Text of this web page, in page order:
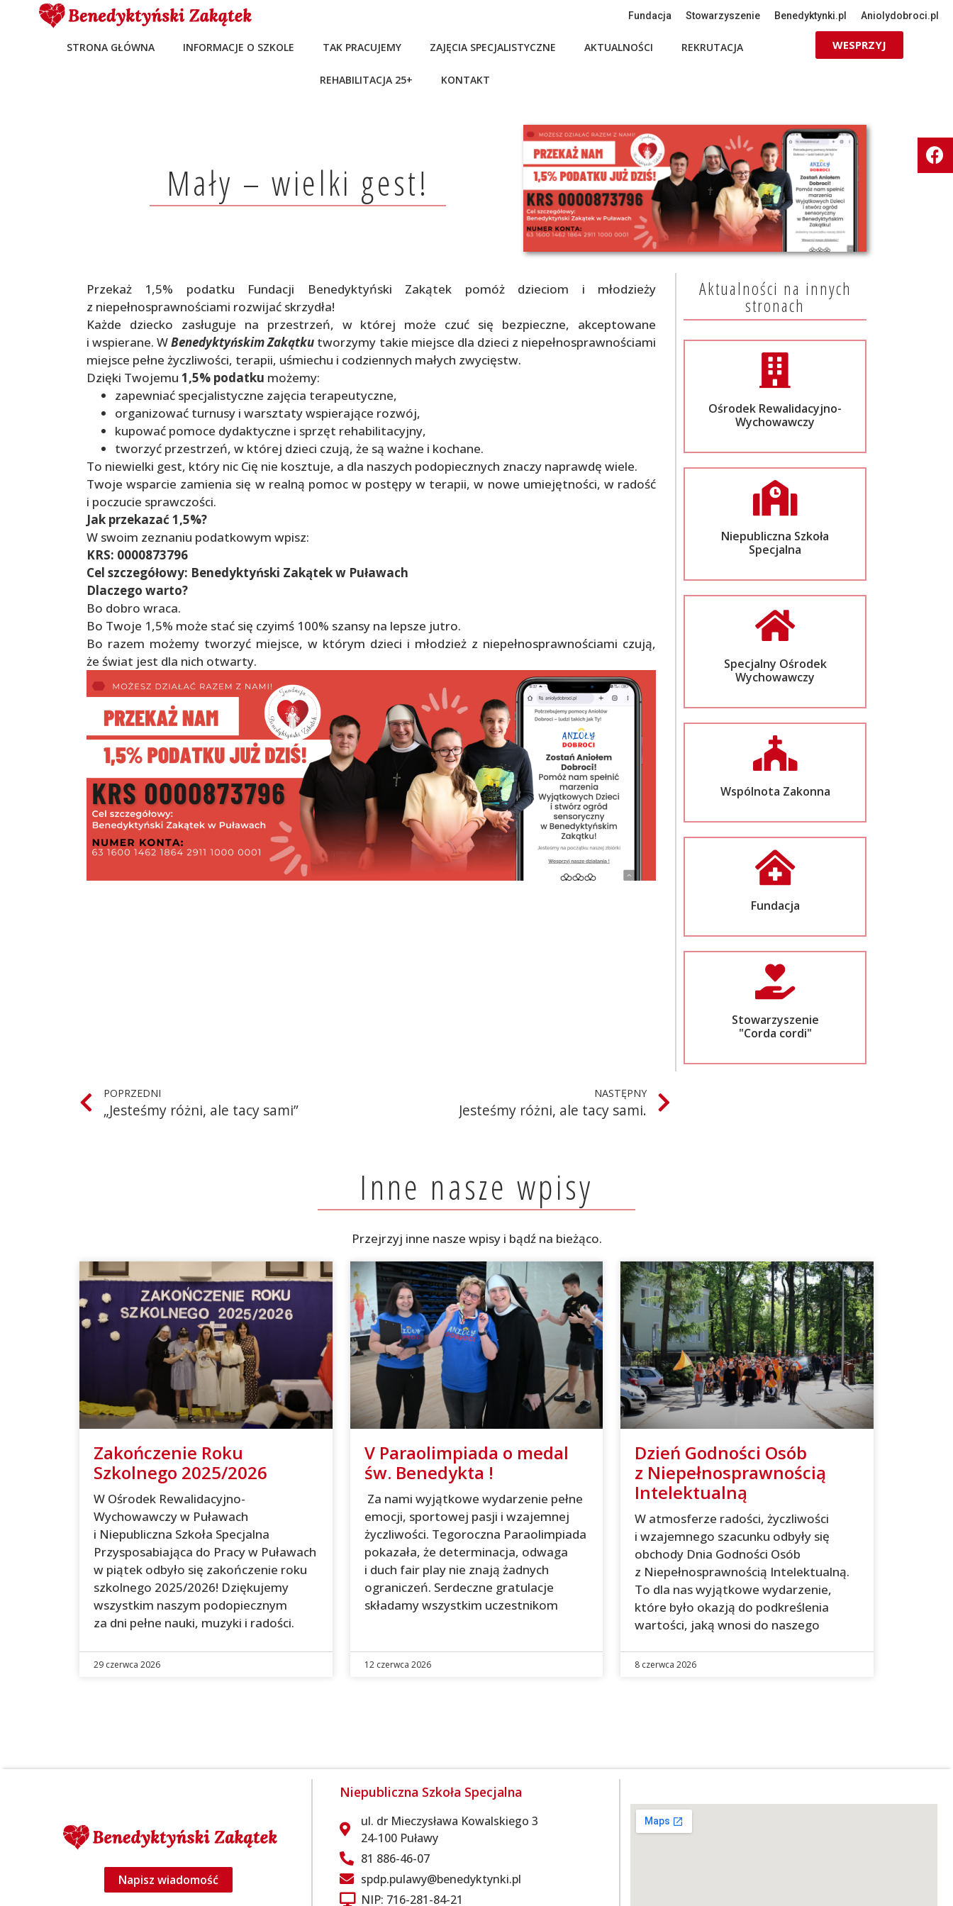
Fundacja Stowarzyszenie Benedyktynki.pl Aniolydobroci.pl
STRONA GŁÓWNA INFORMACJE O SZKOLE TAK PRACUJEMY ZAJĘCIA SPECJALISTYCZNE AKTUALNOŚCI REKRUTACJA
REHABILITACJA 25+ KONTAKT
WESPRZYJ
Mały – wielki gest!
Przekaż 1,5% podatku Fundacji Benedyktyński Zakątek pomóż dzieciom i młodzieży
z niepełnosprawnościami rozwijać skrzydła!
Każde dziecko zasługuje na przestrzeń, w której może czuć się bezpieczne, akceptowane
i wspierane. WBenedyktyńskim Zakątku tworzymy takie miejsce dla dzieci z niepełnosprawnościami
miejsce pełne życzliwości, terapii, uśmiechu i codziennych małych zwycięstw.
Dzięki Twojemu 1,5% podatku możemy:
zapewniać specjalistyczne zajęcia terapeutyczne,
organizować turnusy i warsztaty wspierające rozwój,
kupować pomoce dydaktyczne i sprzęt rehabilitacyjny,
tworzyć przestrzeń, w której dzieci czują, że są ważne i kochane.
To niewielki gest, który nic Cię nie kosztuje, a dla naszych podopiecznych znaczy naprawdę wiele.
Twoje wsparcie zamienia się w realną pomoc w postępy w terapii, w nowe umiejętności, w radość
i poczucie sprawczości.
Jak przekazać 1,5%?
W swoim zeznaniu podatkowym wpisz:
KRS: 0000873796
Cel szczegółowy: Benedyktyński Zakątek w Puławach
Dlaczego warto?
Bo dobro wraca.
Bo Twoje 1,5% może stać się czyimś 100% szansy na lepsze jutro.
Bo razem możemy tworzyć miejsce, w którym dzieci i młodzież z niepełnosprawnościami czują,
że świat jest dla nich otwarty.
Aktualności na innych
stronach
Ośrodek Rewalidacyjno-
Wychowawczy
Niepubliczna Szkoła
Specjalna
Specjalny Ośrodek
Wychowawczy
Wspólnota Zakonna
Fundacja
Stowarzyszenie
"Corda cordi"
POPRZEDNI
„Jesteśmy różni, ale tacy sami”
NASTĘPNY
Jesteśmy różni, ale tacy sami.
Inne nasze wpisy
Przejrzyj inne nasze wpisy i bądź na bieżąco.
Zakończenie Roku
Szkolnego 2025/2026
W Ośrodek Rewalidacyjno-
Wychowawczy w Puławach
i Niepubliczna Szkoła Specjalna
Przysposabiająca do Pracy w Puławach
w piątek odbyło się zakończenie roku
szkolnego 2025/2026! Dziękujemy
wszystkim naszym podopiecznym
za dni pełne nauki, muzyki i radości.
29 czerwca 2026
V Paraolimpiada o medal
św. Benedykta !
Za nami wyjątkowe wydarzenie pełne
emocji, sportowej pasji i wzajemnej
życzliwości. Tegoroczna Paraolimpiada
pokazała, że determinacja, odwaga
i duch fair play nie znają żadnych
ograniczeń. Serdeczne gratulacje
składamy wszystkim uczestnikom
12 czerwca 2026
Dzień Godności Osób
z Niepełnosprawnością
Intelektualną
W atmosferze radości, życzliwości
i wzajemnego szacunku odbyły się
obchody Dnia Godności Osób
z Niepełnosprawnością Intelektualną.
To dla nas wyjątkowe wydarzenie,
które było okazją do podkreślenia
wartości, jaką wnosi do naszego
8 czerwca 2026
Napisz wiadomość
Niepubliczna Szkoła Specjalna
ul. dr Mieczysława Kowalskiego 3
24-100 Puławy
81 886-46-07
spdp.pulawy@benedyktynki.pl
NIP: 716-281-84-21